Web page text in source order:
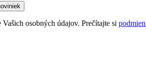
Vašich osobných údajov. Prečítajte si